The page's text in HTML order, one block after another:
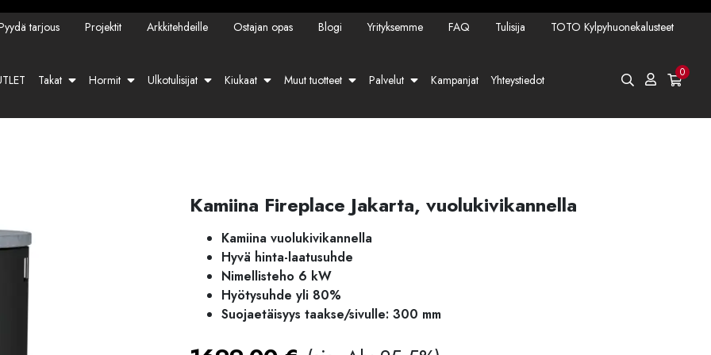
tarjous Projektit Arkkitehdeille Ostajan opas Blogi Yrityksemme FAQ Tulisija TOTO Kylpyhuonekalusteet
Takat Hormit Ulkotulisijat Kiukaat Muut tuotteet Palvelut Kampanjat Yhteystiedot 0
Kamiina Fireplace Jakarta, vuolukivikannella
Kamiina vuolukivikannella
Hyvä hinta-laatusuhde
Nimellisteho 6 kW
Hyötysuhde yli 80%
Suojaetäisyys taakse/sivulle: 300 mm